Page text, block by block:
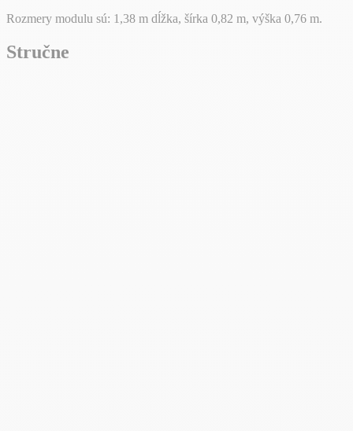
Rozmery modulu sú: 1,38 m dĺžka, šírka 0,82 m, výška 0,76 m.
Stručne